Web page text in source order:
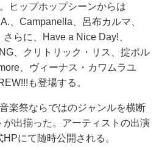
ヒップホップシーンからは
、Campanella、呂布カルマ、
らに、Have a Nice Day!、
、クリトリック・リス、掟ポル
、ヴィーナス・カワムラユ
も登場する。
楽祭ならではのジャンルを横断
が出揃った。アーティストの出演
にて随時公開される。